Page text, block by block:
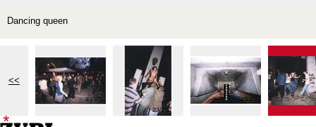
Dancing queen
<<